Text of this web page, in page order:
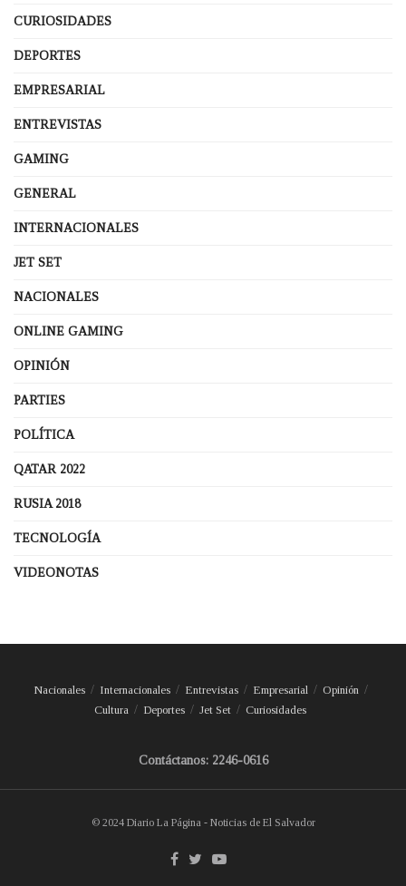
CURIOSIDADES
DEPORTES
EMPRESARIAL
ENTREVISTAS
GAMING
GENERAL
INTERNACIONALES
JET SET
NACIONALES
ONLINE GAMING
OPINIÓN
PARTIES
POLÍTICA
QATAR 2022
RUSIA 2018
TECNOLOGÍA
VIDEONOTAS
Nacionales Internacionales Entrevistas Empresarial
Opinión
Cultura
Deportes Jet Set Curiosidades
Contáctanos: 2246-0616
© 2024 Diario La Página - Noticias de El Salvador